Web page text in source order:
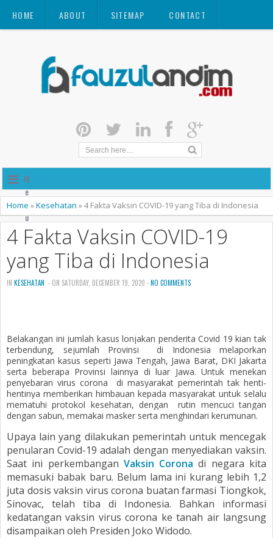
HOME ABOUT SITEMAP CONTACT
M
e
n
u
Home »Kesehatan »4 Fakta Vaksin COVID-19 yang Tiba di Indonesia
4 Fakta Vaksin COVID-19
yang Tiba di Indonesia
IN KESEHATAN - ON SATURDAY, DECEMBER 19, 2020 -NO COMMENTS
Belakangan ini jumlah kasus lonjakan penderita Covid 19 kian tak
terbendung, sejumlah Provinsi
di Indonesia melaporkan
peningkatan kasus seperti Jawa Tengah, Jawa Barat, DKI Jakarta
serta beberapa Provinsi lainnya di luar Jawa. Untuk menekan
penyebaran virus corona
di masyarakat pemerintah tak henti-
hentinya memberikan himbauan kepada masyarakat untuk selalu
mematuhi protokol kesehatan, dengan
rutin mencuci tangan
dengan sabun, memakai masker serta menghindari kerumunan.
Upaya lain yang dilakukan pemerintah untuk mencegak
penularan Covid-19 adalah dengan menyediakan vaksin.
Saat ini perkembangan Vaksin Corona di negara kita
memasuki babak baru. Belum lama ini kurang lebih 1,2
juta dosis vaksin virus corona buatan farmasi Tiongkok,
Sinovac, telah tiba di Indonesia. Bahkan informasi
kedatangan vaksin virus corona ke tanah air langsung
disampaikan oleh Presiden Joko Widodo.